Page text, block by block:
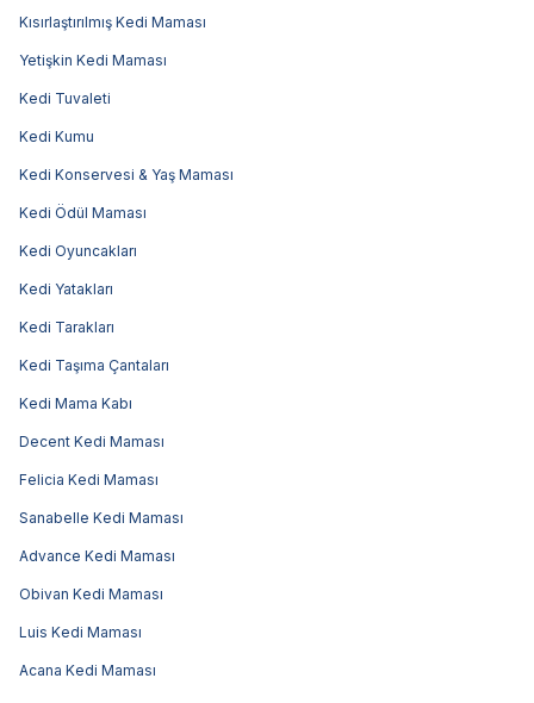
Kısırlaştırılmış Kedi Maması
Yetişkin Kedi Maması
Kedi Tuvaleti
Kedi Kumu
Kedi Konservesi & Yaş Maması
Kedi Ödül Maması
Kedi Oyuncakları
Kedi Yatakları
Kedi Tarakları
Kedi Taşıma Çantaları
Kedi Mama Kabı
Decent Kedi Maması
Felicia Kedi Maması
Sanabelle Kedi Maması
Advance Kedi Maması
Obivan Kedi Maması
Luis Kedi Maması
Acana Kedi Maması